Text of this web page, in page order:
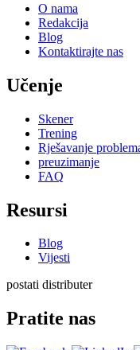
O nama
Redakcija
Blog
Kontaktirajte nas
Učenje
Skener
Trening
Rješavanje
preuzimanje
FAQ
Resursi
Blog
Vijesti
postati distributer
Pratite nas